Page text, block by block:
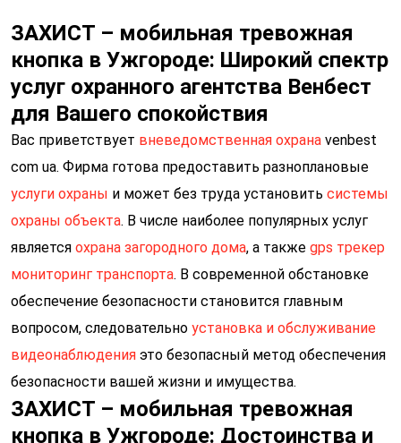
ЗАХИСТ – мобильная тревожная
кнопка в Ужгороде: Широкий спектр
услуг охранного агентства Венбест
для Вашего спокойствия
Вас приветствует вневедомственная охрана venbest
com ua. Фирма готова предоставить разноплановые
услуги охраны и может без труда установить системы
охраны объекта. В числе наиболее популярных услуг
является охрана загородного дома, а также gps трекер
мониторинг транспорта. В современной обстановке
обеспечение безопасности становится главным
вопросом, следовательно установка и обслуживание
видеонаблюдения это безопасный метод обеспечения
безопасности вашей жизни и имущества.
ЗАХИСТ – мобильная тревожная
кнопка в Ужгороде: Достоинства и